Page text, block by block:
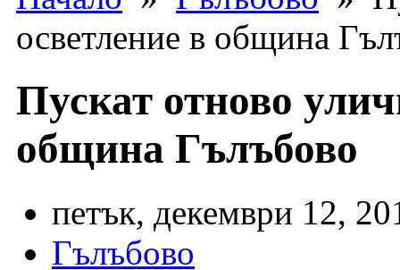
осветление в община
Пускат отново
община Гълъбово
петък, декември 12,
Гълъбово